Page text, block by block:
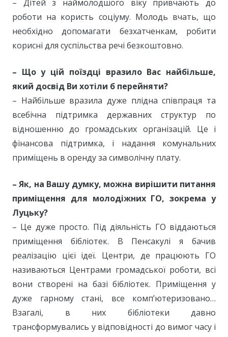
– Дітей з наймолодшого віку привчають до
роботи на користь соціуму. Молодь вчать, що
необхідно допомагати безхатченкам, робити
корисні для суспільства речі безкоштовно.
– Що у цій поїздці вразило Вас найбільше,
який досвід Ви хотіли б перейняти?
– Найбільше вразила дуже плідна співпраця та
всебічна підтримка державних структур по
відношенню до громадських організацій. Це і
фінансова підтримка, і надання комунальних
приміщень в оренду за символічну плату.
– Як, на Вашу думку, можна вирішити питання
приміщення для молодіжних ГО, зокрема у
Луцьку?
– Це дуже просто. Під діяльність ГО віддаються
приміщення бібліотек. В Пенсакулі я бачив
реалізацію цієї ідеї. Центри, де працюють ГО
називаються Центрами громадської роботи, всі
вони створені на базі бібліотек. Приміщення у
дуже гарному стані, все комп’ютеризовано…
Взагалі, в них бібліотеки давно
трансформувались у відповідності до вимог часу і